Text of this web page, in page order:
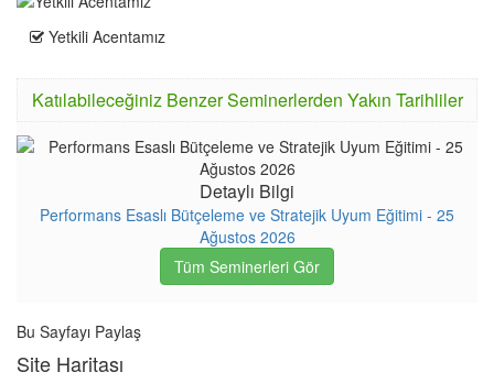
Yetkili Acentamız
Katılabileceğiniz Benzer Seminerlerden Yakın Tarihliler
Detaylı Bilgi
Performans Esaslı Bütçeleme ve Stratejik Uyum Eğitimi - 25
Ağustos 2026
Tüm Seminerleri Gör
Bu Sayfayı Paylaş
Site Haritası